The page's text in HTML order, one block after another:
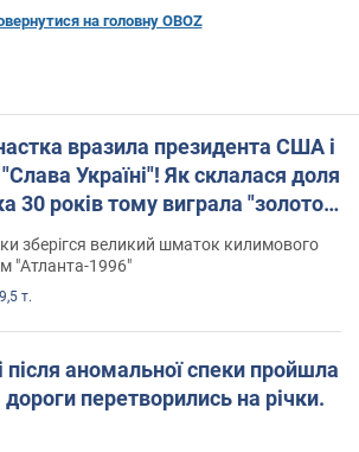
на головну OBOZ
вразила президента США і
Україні"! Як склалася доля
30 років тому виграла "золото"
зберігся великий шматок килимового
"Атланта-1996"
т.
після аномальної спеки пройшла
перетворились на річки.